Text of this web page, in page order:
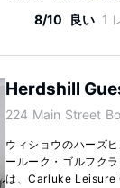
8/10 良い 1
Herdshill
224 Main Street
ウィショウのハーズ
ールーク・ゴルフク
は、Carluke Leisure